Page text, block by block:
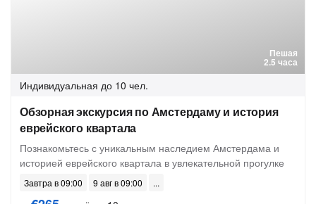
Пешая
2.5 часа
Индивидуальная до 10 чел.
Обзорная экскурсия по Амстердаму и история
еврейского квартала
Познакомьтесь с уникальным наследием Амстердама и
историей еврейского квартала в увлекательной прогулке
Завтра в 09:00
9 авг в 09:00